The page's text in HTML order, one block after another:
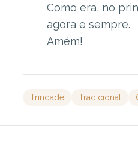
Como era, no
agora e sempre.
Amém!
Trindade Tradicional